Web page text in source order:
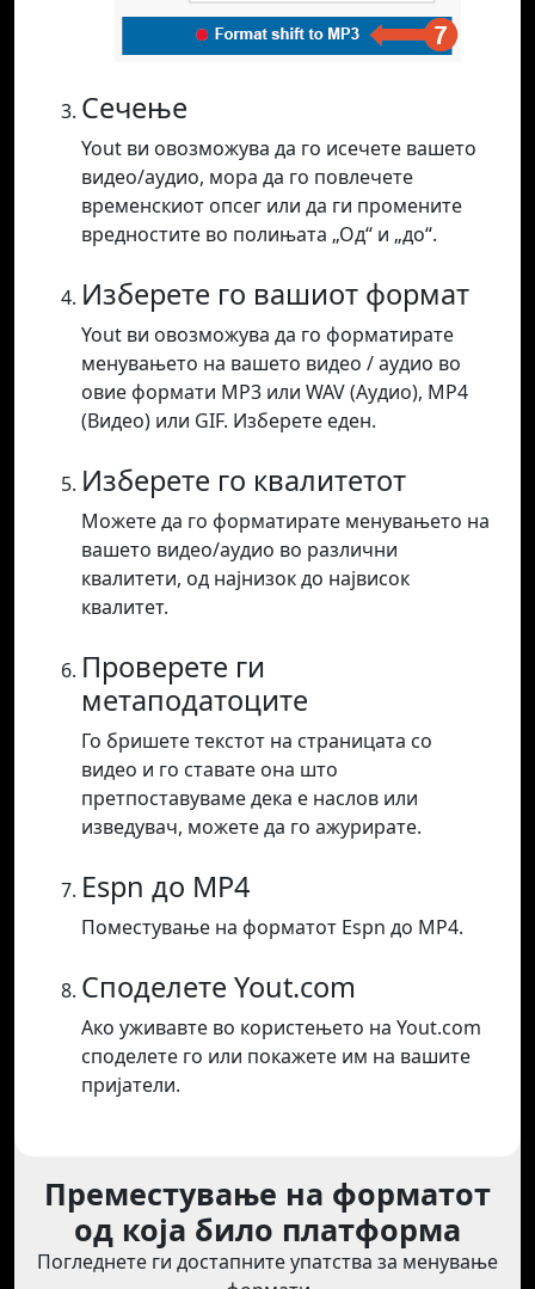
Сечење
Yout ви овозможува да го исечете вашето
видео/аудио, мора да го повлечете
временскиот опсег или да ги промените
вредностите во полињата „Од“ и „до“.
Изберете го вашиот формат
Yout ви овозможува да го форматирате
менувањето на вашето видео / аудио во
овие формати MP3 или WAV (Аудио), MP4
(Видео) или GIF. Изберете еден.
Изберете го квалитетот
Можете да го форматирате менувањето на
вашето видео/аудио во различни
квалитети, од најнизок до највисок
квалитет.
Проверете ги
метаподатоците
Го бришете текстот на страницата со
видео и го ставате она што
претпоставуваме дека е наслов или
изведувач, можете да го ажурирате.
Espn до MP4
Поместување на форматот Espn до MP4.
Споделете Yout.com
Ако уживавте во користењето на Yout.com
споделете го или покажете им на вашите
пријатели.
Преместување на форматот
од која било платформа
Погледнете ги достапните упатства за менување